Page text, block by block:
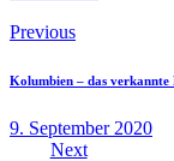
Previous
Kolumbien – das verkannte
9. September 2020
Next